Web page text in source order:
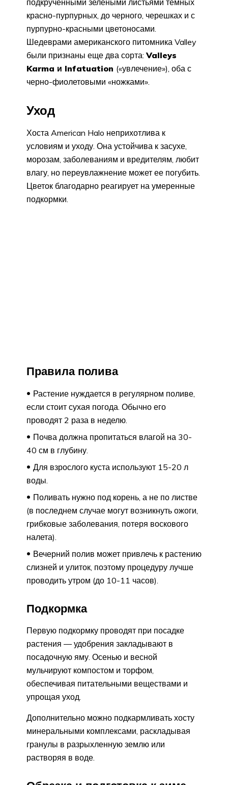
подкрученными зелеными листьями темных
красно-пурпурных, до черного, черешках и с
пурпурно-красными цветоносами.
Шедеврами американского питомника Valley
были признаны еще два сорта:Valleys
Karma и Infatuation («увлечение»), оба с
черно-фиолетовыми «ножками».
Уход
Хоста American Halo неприхотлива к
условиям и уходу. Она устойчива к засухе,
морозам, заболеваниям и вредителям, любит
влагу, но переувлажнение может ее погубить.
Цветок благодарно реагирует на умеренные
подкормки.
Правила полива
Растение нуждается в регулярном поливе,
если стоит сухая погода. Обычно его
проводят 2 раза в неделю.
Почва должна пропитаться влагой на 30-
40 см в глубину.
Для взрослого куста используют 15-20 л
воды.
Поливать нужно под корень, а не по листве
(в последнем случае могут возникнуть ожоги,
грибковые заболевания, потеря воскового
налета).
Вечерний полив может привлечь к растению
слизней и улиток, поэтому процедуру лучше
проводить утром (до 10-11 часов).
Подкормка
Первую подкормку проводят при посадке
растения — удобрения закладывают в
посадочную яму. Осенью и весной
мульчируют компостом и торфом,
обеспечивая питательными веществами и
упрощая уход.
Дополнительно можно подкармливать хосту
минеральными комплексами, раскладывая
гранулы в разрыхленную землю или
растворяя в воде.